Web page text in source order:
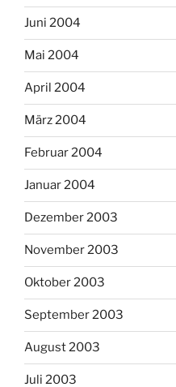
Juni 2004
Mai 2004
April 2004
März 2004
Februar 2004
Januar 2004
Dezember 2003
November 2003
Oktober 2003
September 2003
August 2003
Juli 2003